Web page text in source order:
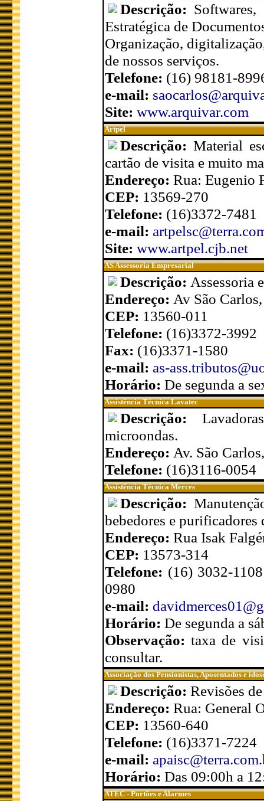
Descrição:
Estratégica de
Organização,
de nossos serviços.
Telefone: (16) 98181-
e-mail:
Site: www.arquivar.com
Artpel
Descrição:Material
cartão de visita e muito
Endereço: Rua: Eugenio
CEP: 13569-270
Telefone: (16)3372-7481
e-mail:
Site: www.artpel.cjb.net
AS Assessoria Empresarial
Descrição: Assessoria
Endereço: Av São
CEP: 13560-011
Telefone: (16)3372-3992
Fax: (16)3371-1580
e-mail: as-
Horário: De segunda a
Assistência Técnica Lavatec
Descrição:
microondas.
Endereço: Av. São
Telefone: (16)3116-0054
Assistência Técnica Merces
Descrição:
bebedores e purificadores
Endereço: Rua Isak
CEP: 13573-314
Telefone: (16) 3032-
0980
e-mail:
Horário: De segunda a
Observação:taxa de
consultar.
Associação dos Pensionistas, Aposentados e
Descrição: Revisões
Endereço: Rua: General
CEP: 13560-640
Telefone: (16)3371-7224
e-mail:
Horário: Das 09:00h a
ATEC - Portões e Alarmes